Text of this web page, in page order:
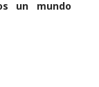
un mundo